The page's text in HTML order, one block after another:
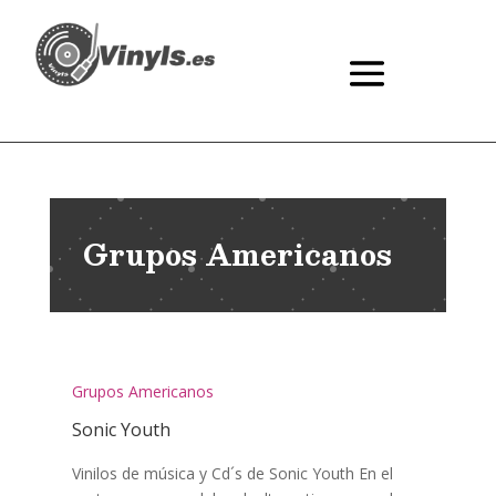
Grupos Americanos
Grupos Americanos
Sonic Youth
Vinilos de música y Cd´s de Sonic Youth En el